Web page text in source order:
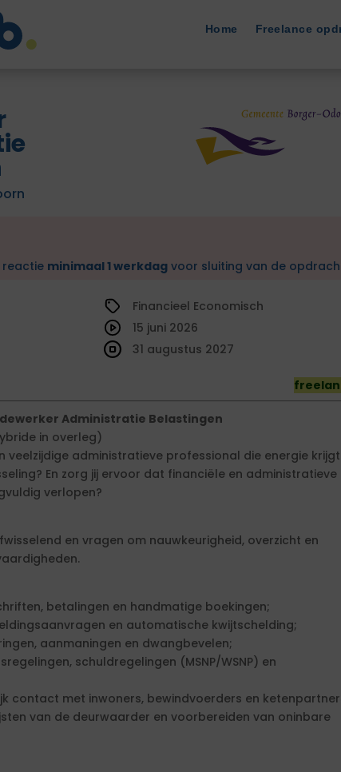
Home Freelance
reactie minimaal 1 werkdag voor sluiting van de
Financieel Economisch
15 juni 2026
31 augustus 2027
Administratie Belastingen
in overleg)
veelzijdige administratieve professional die energie krijgt
En zorg jij ervoor dat financiële en administratieve
verlopen?
en vragen om nauwkeurigheid, overzicht en
betalingen en handmatige boekingen;
en automatische kwijtschelding;
aanmaningen en dwangbevelen;
schuldregelingen (MSNP/WSNP) en
contact met inwoners, bewindvoerders en
van de deurwaarder en voorbereiden van oninbare